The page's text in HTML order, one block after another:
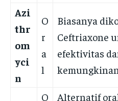
Azi
thr
om
yci
n
O
r
a
l
Biasanya
Ceftriaxone
efektivitas
O
Alternatif